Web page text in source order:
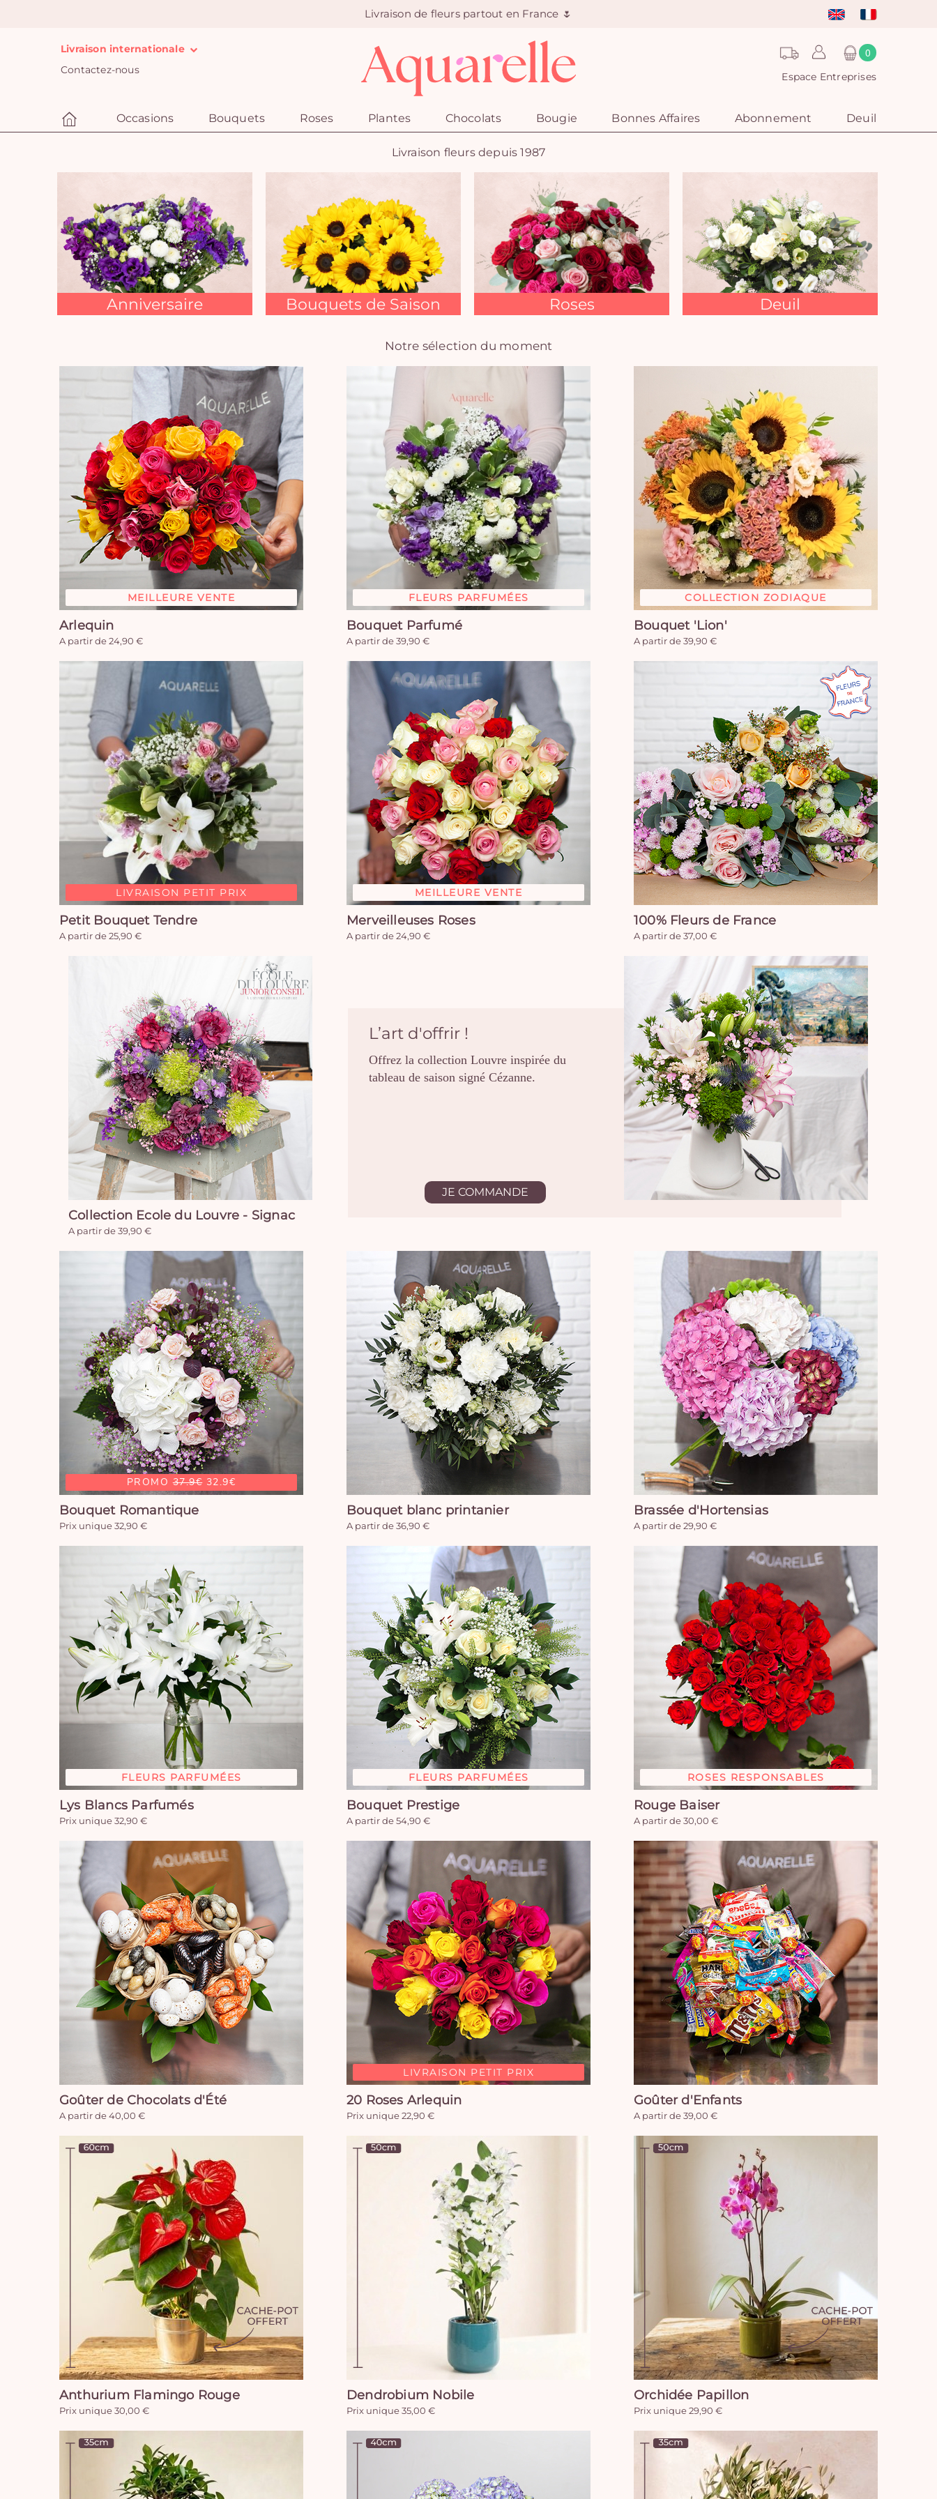
Livraison de fleurs partout en France 🌷
Livraison internationale
Contactez-nous
0
Espace Entreprises
Occasions Bouquets Roses Plantes Chocolats Bougie Bonnes Affaires Abonnement Deuil
Livraison fleurs depuis 1987
Anniversaire Bouquets de Saison Roses Deuil
Notre sélection du moment
MEILLEURE VENTE
Arlequin
A partir de 24,90 €
FLEURS PARFUMÉES
Bouquet Parfumé
A partir de 39,90 €
COLLECTION ZODIAQUE
Bouquet 'Lion'
A partir de 39,90 €
LIVRAISON PETIT PRIX
Petit Bouquet Tendre
A partir de 25,90 €
MEILLEURE VENTE
Merveilleuses Roses
A partir de 24,90 €
100% Fleurs de France
A partir de 37,00 €
Collection Ecole du Louvre - Signac
A partir de 39,90 €
L’art d'offrir !
Offrez la collection Louvre inspirée du
tableau de saison signé Cézanne.
JE COMMANDE
PROMO37.9€32.9€
Bouquet Romantique
Prix unique 32,90 €
Bouquet blanc printanier
A partir de 36,90 €
Brassée d'Hortensias
A partir de 29,90 €
FLEURS PARFUMÉES
Lys Blancs Parfumés
Prix unique 32,90 €
FLEURS PARFUMÉES
Bouquet Prestige
A partir de 54,90 €
ROSES RESPONSABLES
Rouge Baiser
A partir de 30,00 €
Goûter de Chocolats d'Été
A partir de 40,00 €
LIVRAISON PETIT PRIX
20 Roses Arlequin
Prix unique 22,90 €
Goûter d'Enfants
A partir de 39,00 €
Anthurium Flamingo Rouge
Prix unique 30,00 €
Dendrobium Nobile
Prix unique 35,00 €
Orchidée Papillon
Prix unique 29,90 €